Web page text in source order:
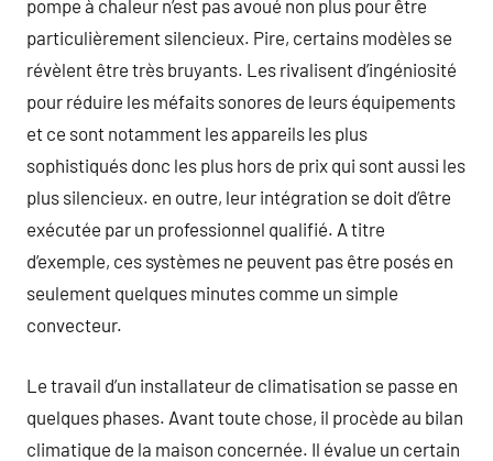
pompe à chaleur n’est pas avoué non plus pour être
particulièrement silencieux. Pire, certains modèles se
révèlent être très bruyants. Les rivalisent d’ingéniosité
pour réduire les méfaits sonores de leurs équipements
et ce sont notamment les appareils les plus
sophistiqués donc les plus hors de prix qui sont aussi les
plus silencieux. en outre, leur intégration se doit d’être
exécutée par un professionnel qualifié. A titre
d’exemple, ces systèmes ne peuvent pas être posés en
seulement quelques minutes comme un simple
convecteur.
Le travail d’un installateur de climatisation se passe en
quelques phases. Avant toute chose, il procède au bilan
climatique de la maison concernée. Il évalue un certain